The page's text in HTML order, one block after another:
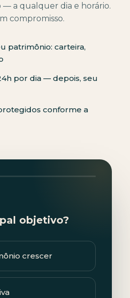
— a qualquer dia e horário.
compromisso.
patrimônio: carteira,
por dia — depois, seu
conforme a
objetivo?
crescer